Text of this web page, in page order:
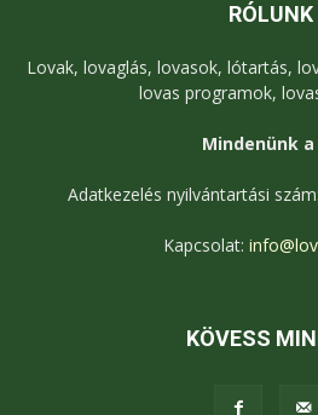
RÓLUNK
Lovak, lovaglás, lovasok, lótartás,
lovas programok,
Mindenünk a
Adatkezelés nyilvántartási
Kapcsolat:
KÖVESS